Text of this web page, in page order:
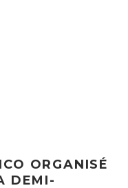
ORGANISÉ
DEMI-